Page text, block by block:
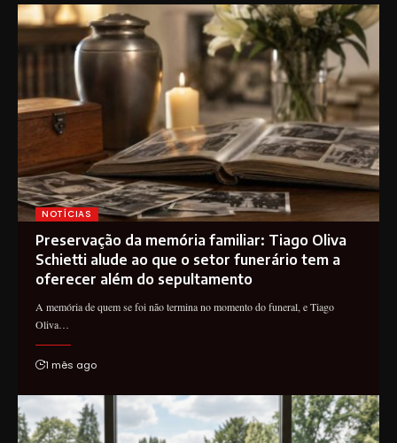
NOTÍCIAS
Preservação da memória familiar: Tiago Oliva
Schietti alude ao que o setor funerário tem a
oferecer além do sepultamento
A memória de quem se foi não termina no momento do funeral, e Tiago
Oliva…
1 mês ago